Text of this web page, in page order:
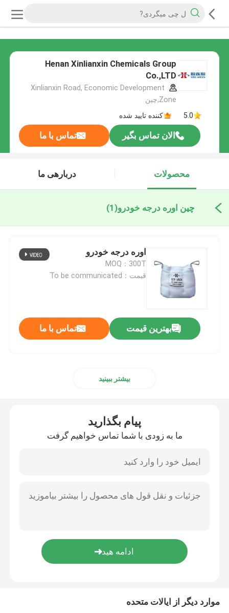
Henan Xinlianxin Chemicals Group
Co.,LTD
Xinlianxin Road, Economic Development
Zone,چین
5.0
کننده تایید شده
الان تماس بگیر تماس با ما
محصولات دربارهی ما
چین اوره درجه خودرو(1)
اوره درجه خودرو
MOQ：300T
قیمت：To be communicated
بهترین قیمت تماس با ما
بیشتر ببینید
پیام بگذارید
ما به زودی با شما تماس خواهیم گرفت
موارد دیگر از ایالات متحده